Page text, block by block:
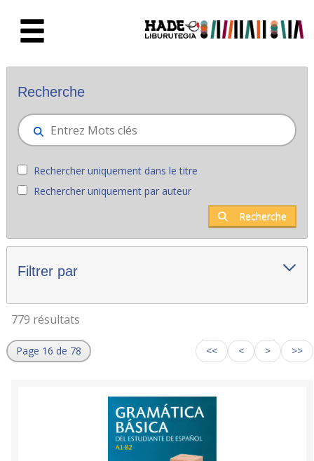
Nouveaux livres - Liburutegia
Recherche
Rechercher uniquement dans le titre
Rechercher uniquement par auteur
Recherche
Filtrer par
779 résultats
Page 16 de 78 << < > >>